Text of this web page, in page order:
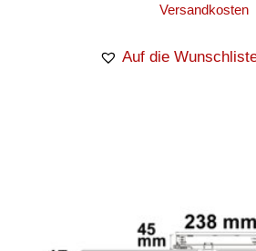
Versandkosten
Auf die